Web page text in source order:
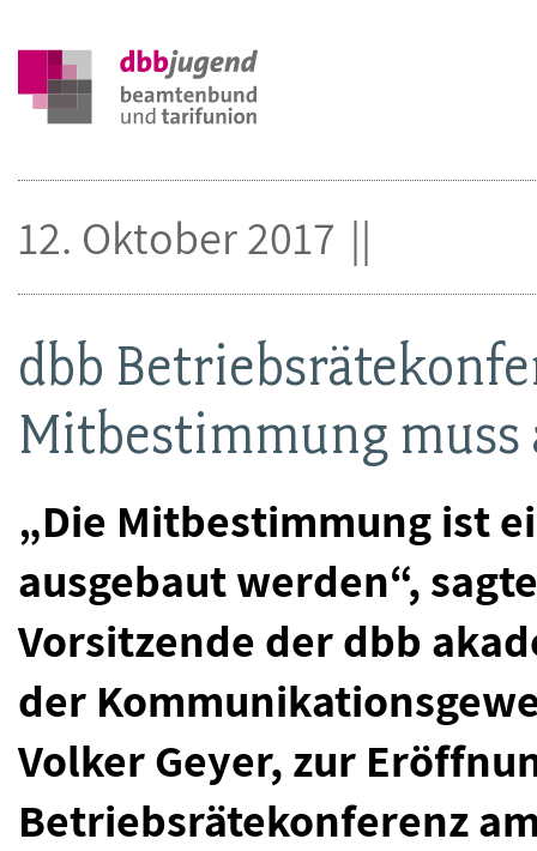
dbb
Mitbestimmung muss
„Die Mitbestimmung ist
ausgebaut werden“,
Vorsitzende der dbb
der
Volker Geyer, zur
Betriebsrätekonferenz
12. Oktober 2017